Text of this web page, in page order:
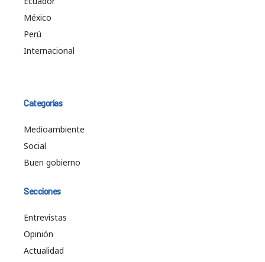
México
Perú
Internacional
Categorías
Medioambiente
Social
Buen gobierno
Secciones
Entrevistas
Opinión
Actualidad